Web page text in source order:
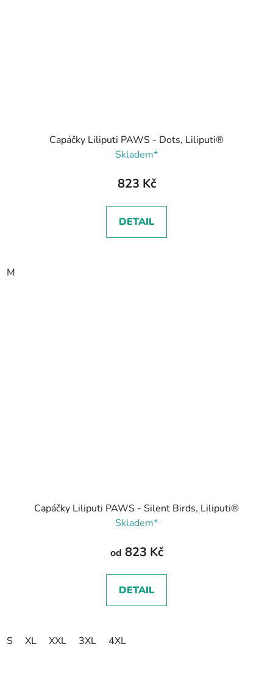
Capáčky Liliputi PAWS - Dots, Liliputi®
Skladem*
823 Kč
DETAIL
M
Capáčky Liliputi PAWS - Silent Birds, Liliputi®
Skladem*
od 823 Kč
DETAIL
S XL XXL 3XL 4XL